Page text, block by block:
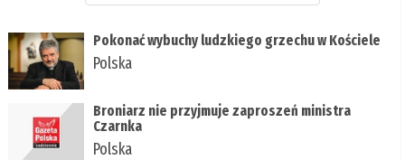
Pokonać wybuchy ludzkiego grzechu w Kościele
Polska
Broniarz nie przyjmuje zaproszeń ministra
Czarnka
Polska